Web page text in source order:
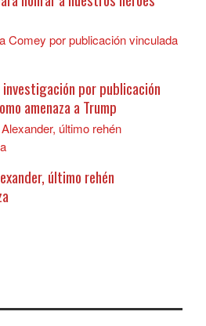
por publicación
amenaza a Trump
último rehén